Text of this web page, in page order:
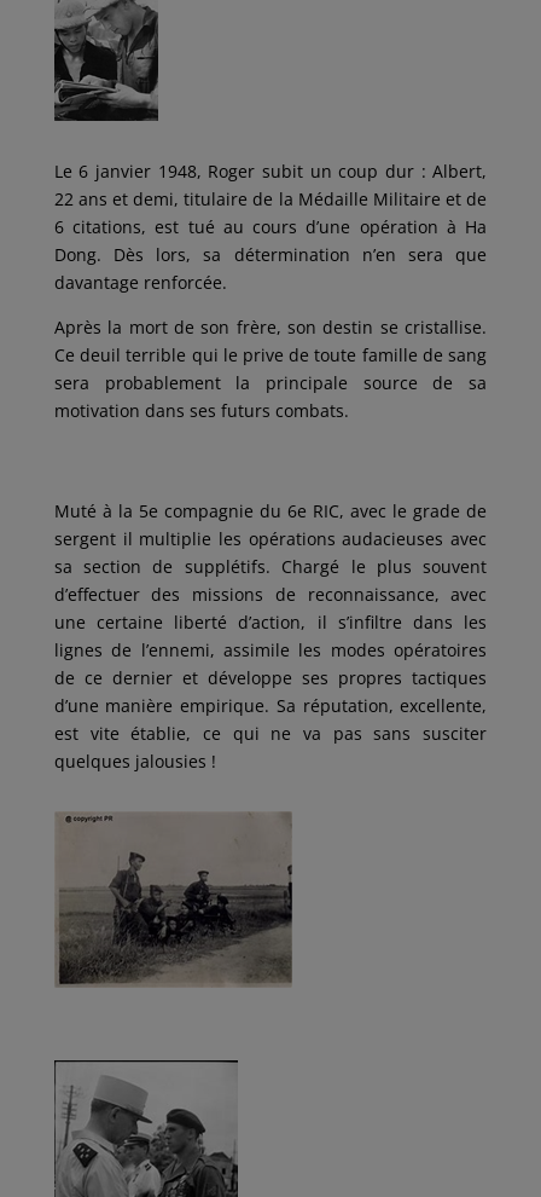
Le 6 janvier 1948, Roger subit un coup dur : Albert,
22 ans et demi, titulaire de la Médaille Militaire et de
6 citations, est tué au cours d’une opération à Ha
Dong. Dès lors, sa détermination n’en sera que
davantage renforcée.
Après la mort de son frère, son destin se cristallise.
Ce deuil terrible qui le prive de toute famille de sang
sera probablement la principale source de sa
motivation dans ses futurs combats.
Muté à la 5e compagnie du 6e RIC, avec le grade de
sergent il multiplie les opérations audacieuses avec
sa section de supplétifs. Chargé le plus souvent
d’effectuer des missions de reconnaissance, avec
une certaine liberté d’action, il s’infiltre dans les
lignes de l’ennemi, assimile les modes opératoires
de ce dernier et développe ses propres tactiques
d’une manière empirique. Sa réputation, excellente,
est vite établie, ce qui ne va pas sans susciter
quelques jalousies !